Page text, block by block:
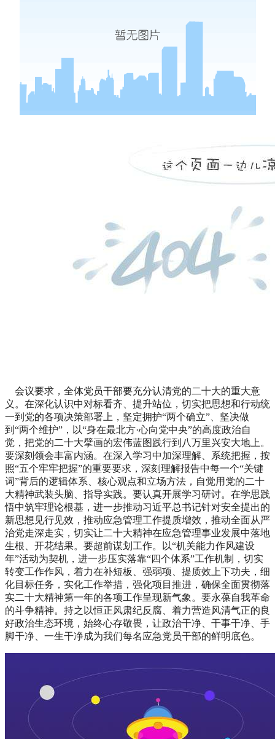
会议要求，全体党员干部要充分认清党的二十大的重大意
义。在深化认识中对标看齐、提升站位，切实把思想和行动统
一到党的各项决策部署上，坚定拥护“两个确立”、坚决做
到“两个维护”，以“身在最北方·心向党中央”的高度政治自
觉，把党的二十大擘画的宏伟蓝图践行到八万里兴安大地上。
要深刻领会丰富内涵。在深入学习中加深理解、系统把握，按
照“五个牢牢把握”的重要要求，深刻理解报告中每一个“关键
词”背后的逻辑体系、核心观点和立场方法，自觉用党的二十
大精神武装头脑、指导实践。要认真开展学习研讨。在学思践
悟中筑牢理论根基，进一步推动习近平总书记针对安全提出的
新思想见行见效，推动应急管理工作提质增效，推动全面从严
治党走深走实，切实让二十大精神在应急管理事业发展中落地
生根、开花结果。要超前谋划工作。以“机关能力作风建设
年”活动为契机，进一步压实落靠“四个体系”工作机制，切实
转变工作作风，着力在补短板、强弱项、提质效上下功夫，细
化目标任务，实化工作举措，强化项目推进，确保全面贯彻落
实二十大精神第一年的各项工作呈现新气象。要永葆自我革命
的斗争精神。持之以恒正风肃纪反腐、着力营造风清气正的良
好政治生态环境，始终心存敬畏，让政治干净、干事干净、手
脚干净、一生干净成为我们每名应急党员干部的鲜明底色。